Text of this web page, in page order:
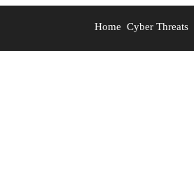
Home Cyber Threats